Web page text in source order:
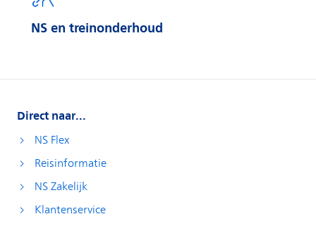
NS en treinonderhoud
Direct naar...
NS Flex
Reisinformatie
NS Zakelijk
Klantenservice